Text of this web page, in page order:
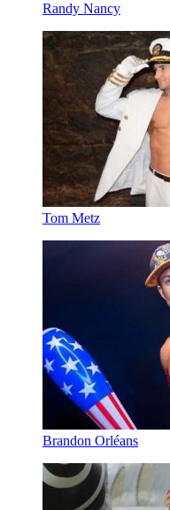
Randy Nancy
Tom Metz
Brandon Orléans